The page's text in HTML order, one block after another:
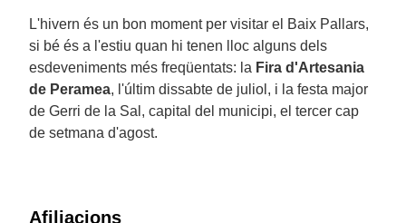
L'hivern és un bon moment per visitar el Baix Pallars,
si bé és a l'estiu quan hi tenen lloc alguns dels
esdeveniments més freqüentats: la Fira d'Artesania
de Peramea, l'últim dissabte de juliol, i la festa major
de Gerri de la Sal, capital del municipi, el tercer cap
de setmana d'agost.
Afiliacions